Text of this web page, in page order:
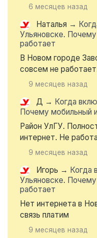
6 месяцев назад
Наталья →
Ульяновске.
работает
В Новом городе
совсем не
9 месяцев назад
Д → Когда
Почему мобильный
Район УлГУ.
интернет. Не
9 месяцев назад
Игорь → Когда
Ульяновске.
работает
Нет интернета в
связь платим
9 месяцев назад